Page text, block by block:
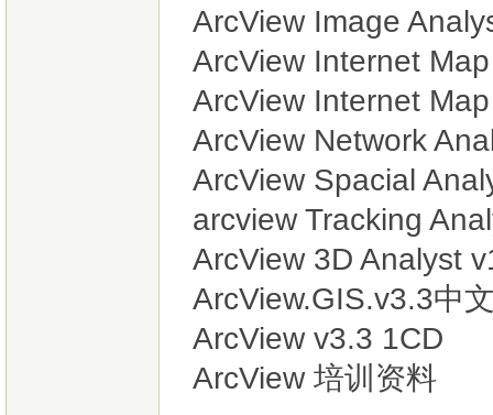
ArcView Image
ArcView Internet
ArcView Internet
ArcView Network
ArcView Spacial
arcview Tracking
ArcView 3D Analyst
ArcView.GIS.v3.3中
ArcView v3.3 1CD
ArcView 培训资料